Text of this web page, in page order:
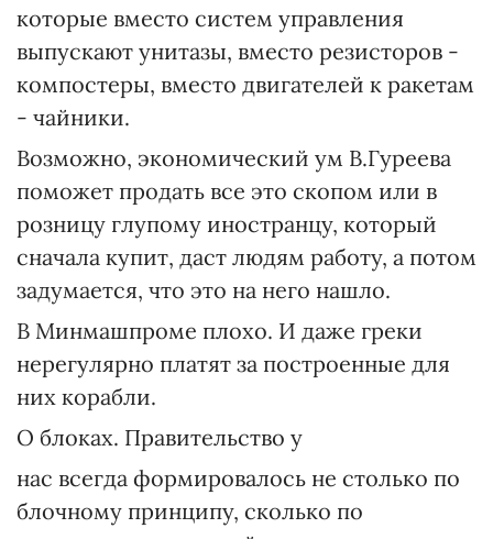
которые вместо систем управления
выпускают унитазы, вместо резисторов -
компостеры, вместо двигателей к ракетам
- чайники.
Возможно, экономический ум В.Гуреева
поможет продать все это скопом или в
розницу глупому иностранцу, который
сначала купит, даст людям работу, а потом
задумается, что это на него нашло.
В Минмашпроме плохо. И даже греки
нерегулярно платят за построенные для
них корабли.
О блоках. Правительство у
нас всегда формировалось не столько по
блочному принципу, сколько по